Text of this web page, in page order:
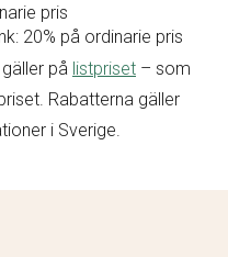
pris
20% på ordinarie pris
på listpriset – som
Rabatterna gäller
i Sverige.